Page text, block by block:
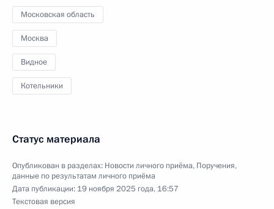
Московская область
Москва
Видное
Котельники
Статус материала
Опубликован в разделах: Новости личного приёма, Поручения,
данные по результатам личного приёма
Дата публикации: 19 ноября 2025 года, 16:57
Текстовая версия